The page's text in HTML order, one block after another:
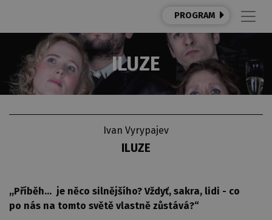
PROGRAM
ILUZE
Ivan Vyrypajev
ILUZE
,,Příběh… je něco silnějšího? Vždyť, sakra, lidi - co
po nás na tomto světě vlastně zůstává?“